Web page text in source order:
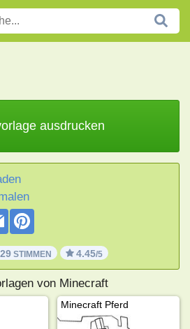
ausdrucken
STIMMEN 4.45/5
von Minecraft
Minecraft Pferd